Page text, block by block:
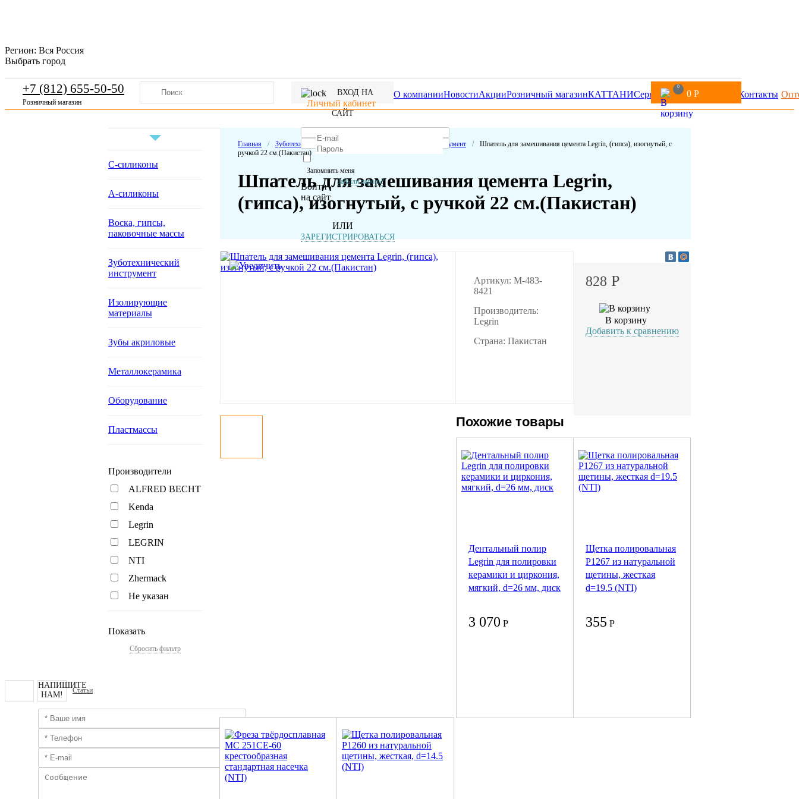
Регион: Вся Россия
Выбрать город
+7 (812) 655-50-50
Розничный магазин Личный кабинет
ВХОД НА
САЙТ
Запомнить меня
Забыли пароль?
Войти
на сайт
ИЛИ
ЗАРЕГИСТРИРОВАТЬСЯ
0
0 Р
О компанииНовостиАкцииРозничный магазинКАТТАНИСервисДоставка и оплата Контакты
С-силиконы
А-силиконы
Воска, гипсы,
паковочные массы
Зуботехнический
инструмент
Изолирующие
материалы
Зубы акриловые
Металлокерамика
Оборудование
Пластмассы
Производители
ALFRED BECHT
Kenda
Legrin
LEGRIN
NTI
Zhermack
Не указан
Показать
Сбросить фильтр
Главная / Зуботехническая лаборатория Зуботехнический инструмент /
Шпатель для замешивания цемента Legrin, (гипса), изогнутый, с
ручкой 22 см.(Пакистан)
Шпатель для замешивания цемента Legrin,
(гипса), изогнутый, с ручкой 22 см.(Пакистан)
Артикул: M-483-
8421
Производитель:
Legrin
Страна: Пакистан
828 Р
В корзину
Добавить к сравнению
Похожие товары
Дентальный полир
Legrin для полировки
керамики и циркония,
мягкий, d=26 мм, диск
3 070 Р
Щетка полировальная
P1267 из натуральной
щетины, жесткая
d=19.5 (NTI)
355 Р
НАПИШИТЕ
НАМ!
Статьи